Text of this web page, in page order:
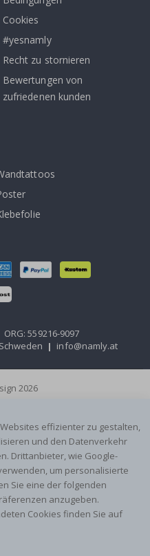
Cookies
#yesnamly
Recht zu stornieren
Bewertungen von
zufriedenen kunden
ORG: 559216-9097
| info@namly.at
2026
effizienter zu gestalten,
und den Datenverkehr
Drittanbieter, wie Google-
um personalisierte
Sie eine der folgenden
anzugeben.
Cookies finden Sie auf